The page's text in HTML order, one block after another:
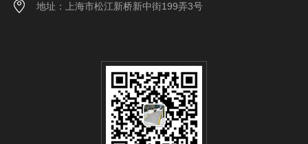
地址：上海市松江新桥新中街199弄3号